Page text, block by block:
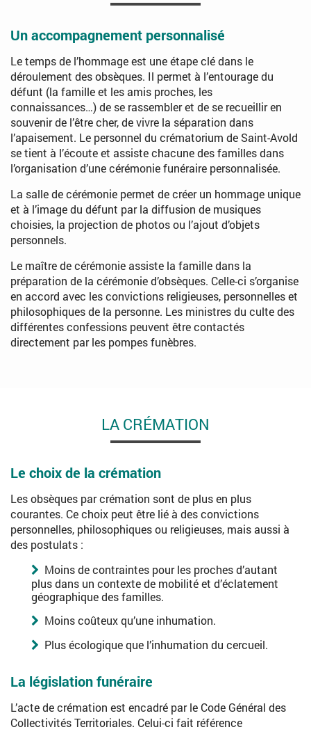
Un accompagnement personnalisé
Le temps de l’hommage est une étape clé dans le
déroulement des obsèques. Il permet à l’entourage du
défunt (la famille et les amis proches, les
connaissances…) de se rassembler et de se recueillir en
souvenir de l’être cher, de vivre la séparation dans
l’apaisement. Le personnel du crématorium de Saint-Avold
se tient à l’écoute et assiste chacune des familles dans
l’organisation d’une cérémonie funéraire personnalisée.
La salle de cérémonie permet de créer un hommage unique
et à l’image du défunt par la diffusion de musiques
choisies, la projection de photos ou l’ajout d’objets
personnels.
Le maître de cérémonie assiste la famille dans la
préparation de la cérémonie d’obsèques. Celle-ci s’organise
en accord avec les convictions religieuses, personnelles et
philosophiques de la personne. Les ministres du culte des
différentes confessions peuvent être contactés
directement par les pompes funèbres.
LA CRÉMATION
Le choix de la crémation
Les obsèques par crémation sont de plus en plus
courantes. Ce choix peut être lié à des convictions
personnelles, philosophiques ou religieuses, mais aussi à
des postulats :
Moins de contraintes pour les proches d’autant
plus dans un contexte de mobilité et d’éclatement
géographique des familles.
Moins coûteux qu’une inhumation.
Plus écologique que l’inhumation du cercueil.
La législation funéraire
L’acte de crémation est encadré par le Code Général des
Collectivités Territoriales. Celui-ci fait référence